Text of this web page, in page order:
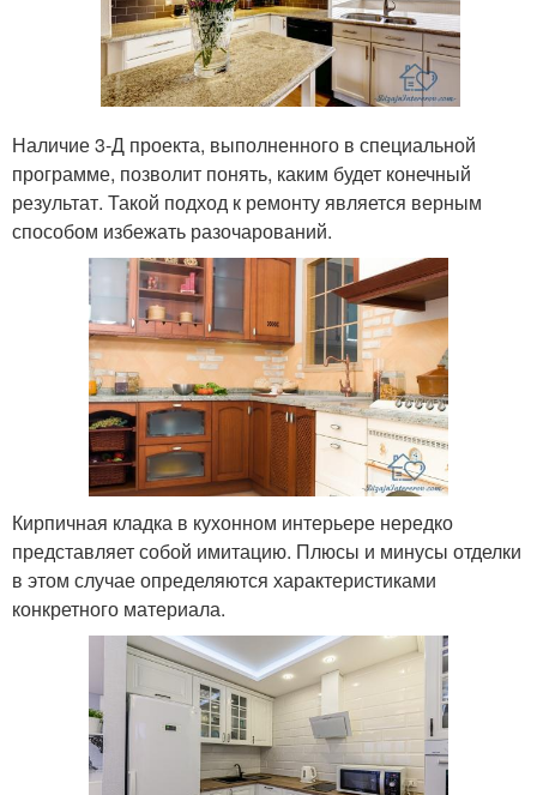
Наличие 3-Д проекта, выполненного в специальной
программе, позволит понять, каким будет конечный
результат. Такой подход к ремонту является верным
способом избежать разочарований.
Кирпичная кладка в кухонном интерьере нередко
представляет собой имитацию. Плюсы и минусы отделки
в этом случае определяются характеристиками
конкретного материала.